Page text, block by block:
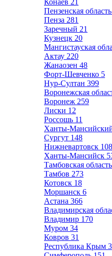
Конаев 21
Пензенская область
Пенза 281
Заречный 21
Кузнецк 20
Мангистауская
Актау 220
Жанаозен 48
Форт-Шевченко 5
Нур-Султан 399
Воронежская
Воронеж 259
Лиски 12
Россошь 11
Ханты-
Сургут 148
Нижневартовск 108
Ханты-Мансийск
Тамбовская область
Тамбов 273
Котовск 18
Моршанск 6
Астана 366
Владимирская
Владимир 170
Муром 34
Ковров 31
Республика Крым